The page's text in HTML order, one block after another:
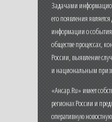
Задачами
его появления
информации о
обществе процессах,
России, выявление
и национальным
«Ансар.Ru» имеет
регионах России и
оперативную